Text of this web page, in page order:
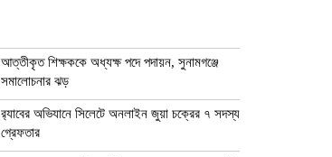
আত্তীকৃত শিক্ষককে অধ্যক্ষ পদে পদায়ন, সুনামগঞ্জে
সমালোচনার ঝড়
র‍্যাবের অভিযানে সিলেটে অনলাইন জুয়া চক্রের ৭ সদস্য
গ্রেফতার